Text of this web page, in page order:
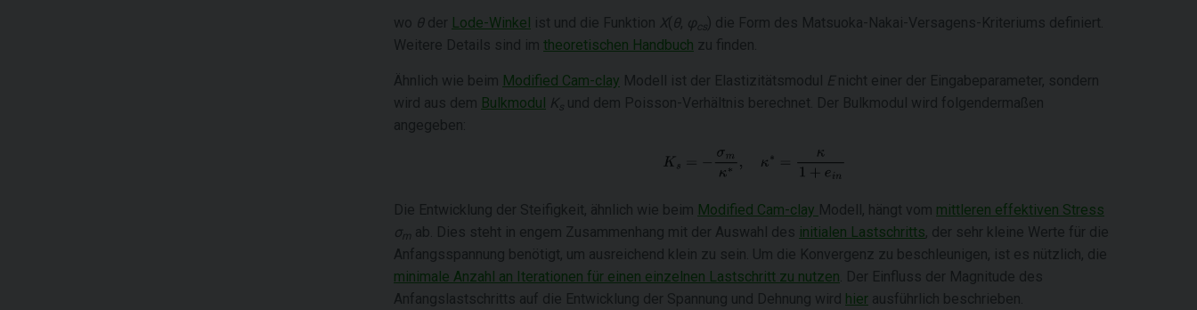
wo θder Lode-Winkel ist und die Funktion Χ( θ, φ cs) die Form des Matsuoka-Nakai-Versagens-Kriteriums definiert.
Weitere Details sind im theoretischen Handbuch zu finden.
Ähnlich wie beim Modified Cam-clay Modell ist der Elastizitätsmodul E nicht einer der Eingabeparameter, sondern
wird aus dem Bulkmodul Ks und dem Poisson-Verhältnis berechnet. Der Bulkmodul wird folgendermaßen
angegeben:
Die Entwicklung der Steifigkeit, ähnlich wie beim Modified Cam-clay Modell, hängt vom mittleren effektiven Stress
σm ab. Dies steht in engem Zusammenhang mit der Auswahl des initialen Lastschritts, der sehr kleine Werte für die
Anfangsspannung benötigt, um ausreichend klein zu sein. Um die Konvergenz zu beschleunigen, ist es nützlich, die
minimale Anzahl an Iterationen für einen einzelnen Lastschritt zu nutzen . Der Einfluss der Magnitude des
Anfangslastschritts auf die Entwicklung der Spannung und Dehnung wird hier ausführlich beschrieben.